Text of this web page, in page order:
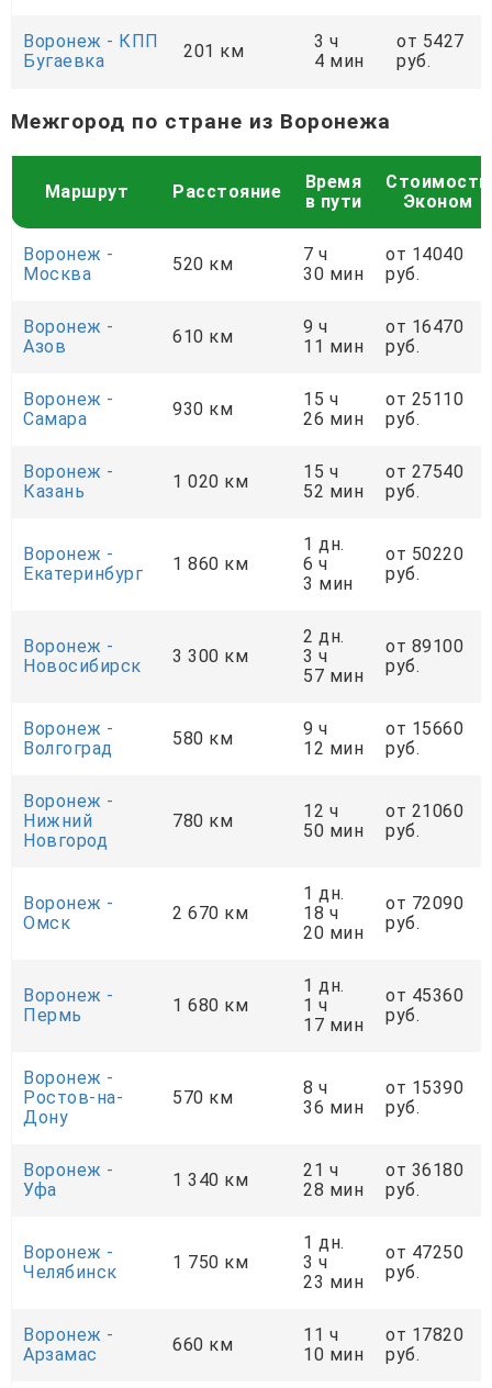
Воронеж - КПП
Бугаевка
201 км
3 ч
4 мин
от 5427
руб.
Межгород по стране из Воронежа
Маршрут Расстояние
Время
в пути
Стоимость
Эконом
Воронеж -
Москва
520 км
7 ч
30 мин
от 14040
руб.
Воронеж -
Азов
610 км
9 ч
11 мин
от 16470
руб.
Воронеж -
Самара
930 км
15 ч
26 мин
от 25110
руб.
Воронеж -
Казань
1 020 км
15 ч
52 мин
от 27540
руб.
Воронеж -
Екатеринбург
1 860 км
1 дн.
6 ч
3 мин
от 50220
руб.
Воронеж -
Новосибирск
3 300 км
2 дн.
3 ч
57 мин
от 89100
руб.
Воронеж -
Волгоград
580 км
9 ч
12 мин
от 15660
руб.
Воронеж -
Нижний
Новгород
780 км
12 ч
50 мин
от 21060
руб.
Воронеж -
Омск
2 670 км
1 дн.
18 ч
20 мин
от 72090
руб.
Воронеж -
Пермь
1 680 км
1 дн.
1 ч
17 мин
от 45360
руб.
Воронеж -
Ростов-на-
Дону
570 км
8 ч
36 мин
от 15390
руб.
Воронеж -
Уфа
1 340 км
21 ч
28 мин
от 36180
руб.
Воронеж -
Челябинск
1 750 км
1 дн.
3 ч
23 мин
от 47250
руб.
Воронеж -
Арзамас
660 км
11 ч
10 мин
от 17820
руб.